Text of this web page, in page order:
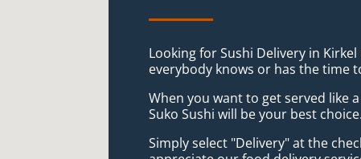
Looking for Sushi Delivery in
everybody knows or has the time
When you want to get served like
Suko Sushi will be your best choice.
Simply select "Delivery" at the